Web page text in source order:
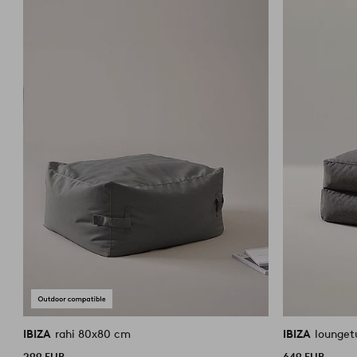
IBIZA rahi 80x80 cm IBIZA